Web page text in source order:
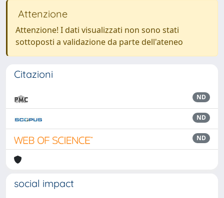
Attenzione
Attenzione! I dati visualizzati non sono stati
sottoposti a validazione da parte dell'ateneo
Citazioni
ND
ND
ND
social impact